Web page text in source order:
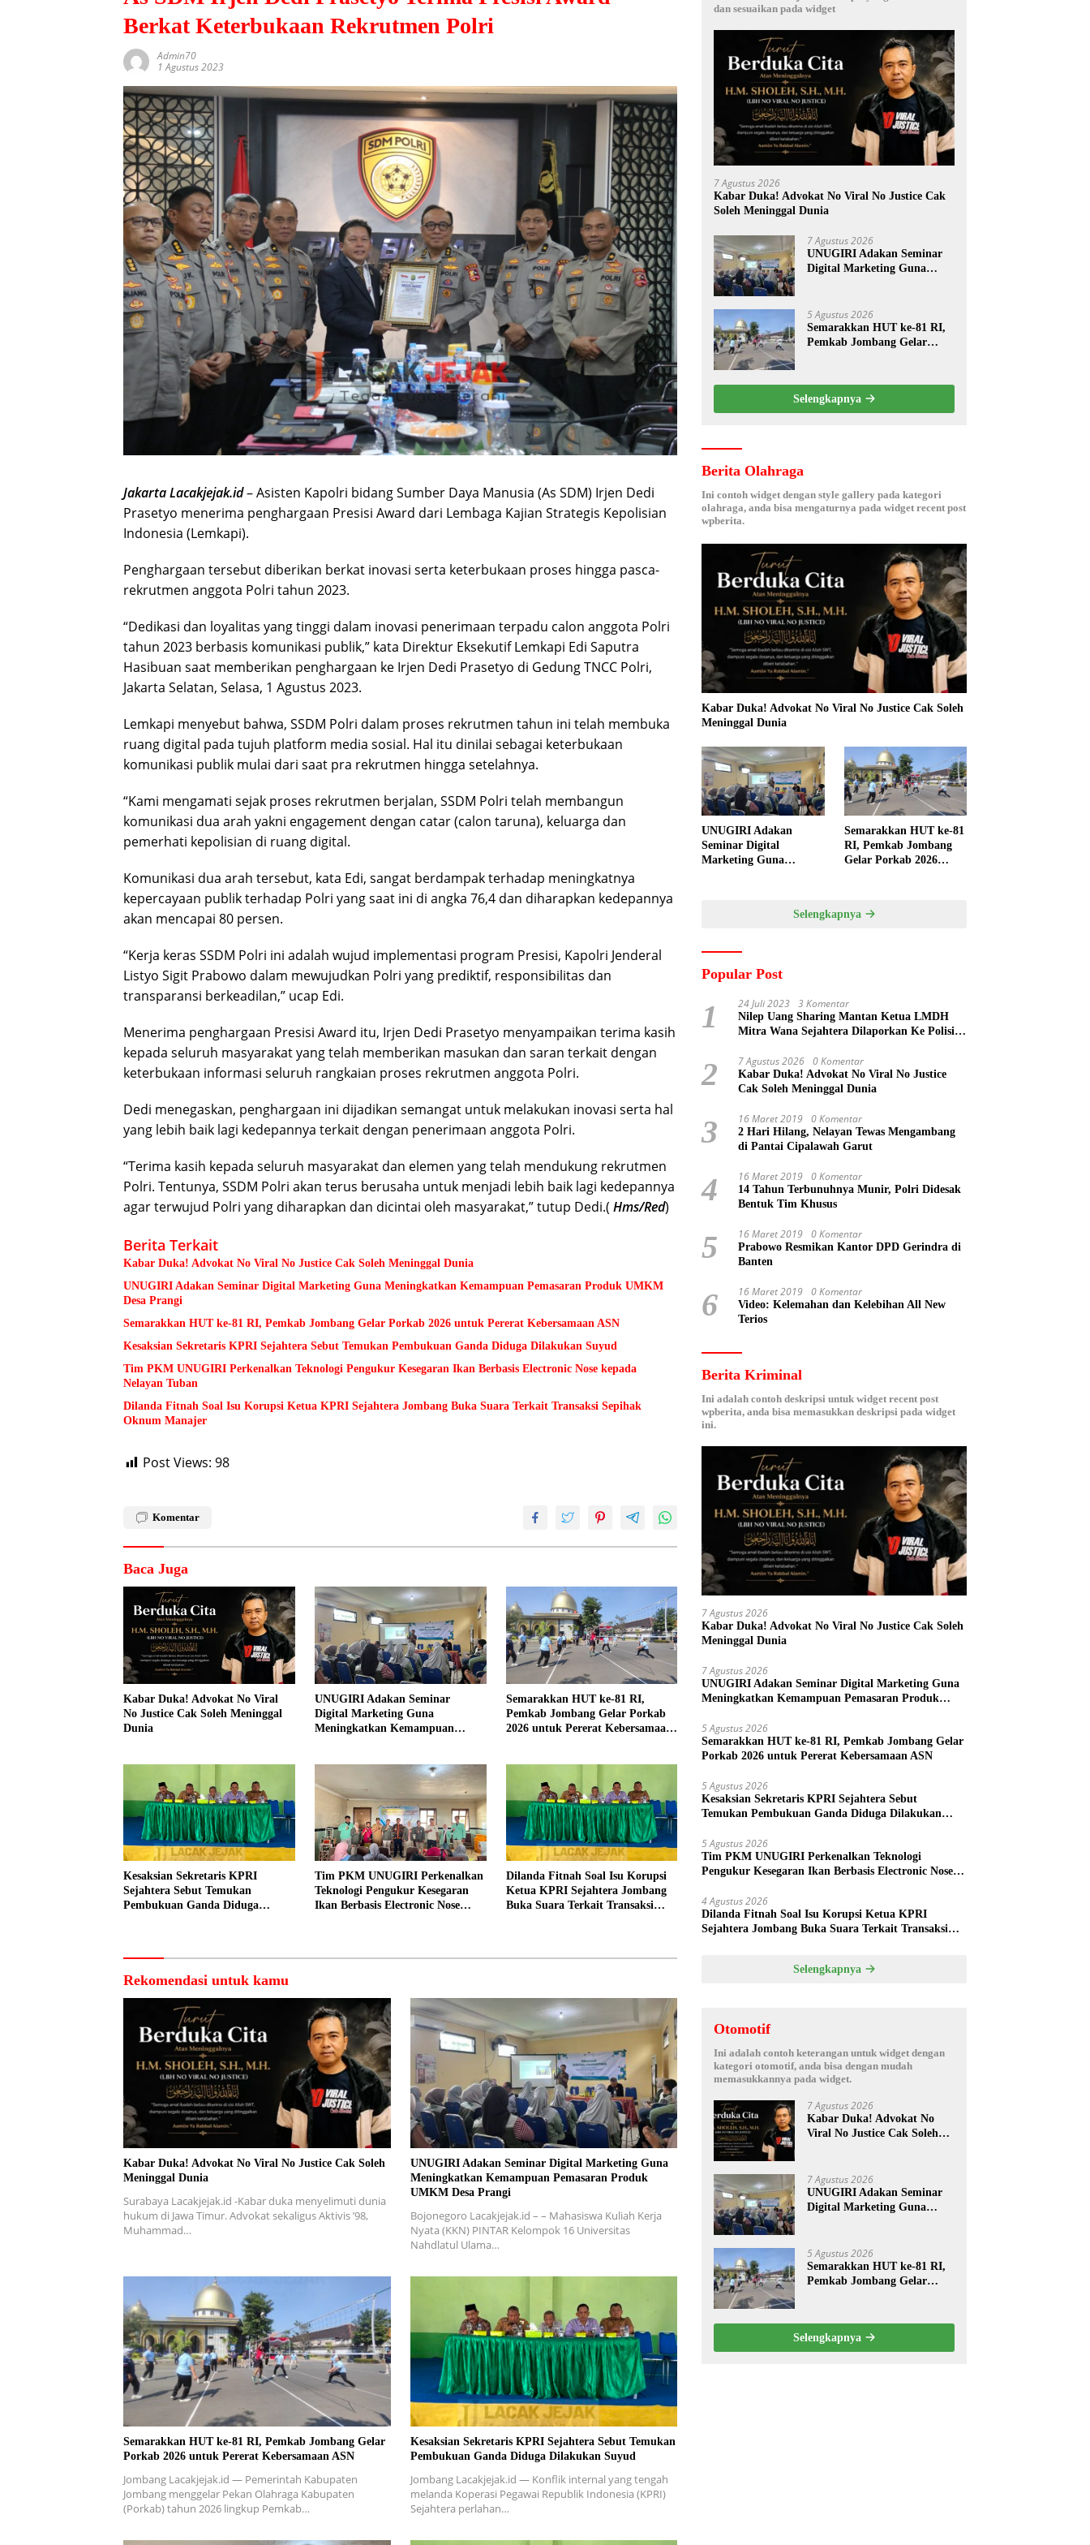
Berkat Keterbukaan Rekrutmen Polri
Admin70
1 Agustus 2023
Jakarta Lacakjejak.id– Asisten Kapolri bidang Sumber Daya Manusia (As SDM) Irjen Dedi
Prasetyo menerima penghargaan Presisi Award dari Lembaga Kajian Strategis Kepolisian
Indonesia (Lemkapi).
Penghargaan tersebut diberikan berkat inovasi serta keterbukaan proses hingga pasca-
rekrutmen anggota Polri tahun 2023.
“Dedikasi dan loyalitas yang tinggi dalam inovasi penerimaan terpadu calon anggota Polri
tahun 2023 berbasis komunikasi publik,” kata Direktur Eksekutif Lemkapi Edi Saputra
Hasibuan saat memberikan penghargaan ke Irjen Dedi Prasetyo di Gedung TNCC Polri,
Jakarta Selatan, Selasa, 1 Agustus 2023.
Lemkapi menyebut bahwa, SSDM Polri dalam proses rekrutmen tahun ini telah membuka
ruang digital pada tujuh platform media sosial. Hal itu dinilai sebagai keterbukaan
komunikasi publik mulai dari saat pra rekrutmen hingga setelahnya.
“Kami mengamati sejak proses rekrutmen berjalan, SSDM Polri telah membangun
komunikasi dua arah yakni engagement dengan catar (calon taruna), keluarga dan
pemerhati kepolisian di ruang digital.
Komunikasi dua arah tersebut, kata Edi, sangat berdampak terhadap meningkatnya
kepercayaan publik terhadap Polri yang saat ini di angka 76,4 dan diharapkan kedepannya
akan mencapai 80 persen.
“Kerja keras SSDM Polri ini adalah wujud implementasi program Presisi, Kapolri Jenderal
Listyo Sigit Prabowo dalam mewujudkan Polri yang prediktif, responsibilitas dan
transparansi berkeadilan,” ucap Edi.
Menerima penghargaan Presisi Award itu, Irjen Dedi Prasetyo menyampaikan terima kasih
kepada seluruh masyarakat yang telah memberikan masukan dan saran terkait dengan
keterbukaan informasi seluruh rangkaian proses rekrutmen anggota Polri.
Dedi menegaskan, penghargaan ini dijadikan semangat untuk melakukan inovasi serta hal
yang lebih baik lagi kedepannya terkait dengan penerimaan anggota Polri.
“Terima kasih kepada seluruh masyarakat dan elemen yang telah mendukung rekrutmen
Polri. Tentunya, SSDM Polri akan terus berusaha untuk menjadi lebih baik lagi kedepannya
agar terwujud Polri yang diharapkan dan dicintai oleh masyarakat,” tutup Dedi.( Hms/Red)
Berita Terkait
Kabar Duka! Advokat No Viral No Justice Cak Soleh Meninggal Dunia
UNUGIRI Adakan Seminar Digital Marketing Guna Meningkatkan Kemampuan Pemasaran Produk UMKM
Desa Prangi
Semarakkan HUT ke-81 RI, Pemkab Jombang Gelar Porkab 2026 untuk Pererat Kebersamaan ASN
Kesaksian Sekretaris KPRI Sejahtera Sebut Temukan Pembukuan Ganda Diduga Dilakukan Suyud
Tim PKM UNUGIRI Perkenalkan Teknologi Pengukur Kesegaran Ikan Berbasis Electronic Nose kepada
Nelayan Tuban
Dilanda Fitnah Soal Isu Korupsi Ketua KPRI Sejahtera Jombang Buka Suara Terkait Transaksi Sepihak
Oknum Manajer
Post Views: 98
Komentar
Baca Juga
Kabar Duka! Advokat No Viral
No Justice Cak Soleh Meninggal
Dunia
UNUGIRI Adakan Seminar
Digital Marketing Guna
Meningkatkan Kemampuan
Semarakkan HUT ke-81 RI,
Pemkab Jombang Gelar Porkab
2026 untuk Pererat Kebersamaan
Kesaksian Sekretaris KPRI
Sejahtera Sebut Temukan
Pembukuan Ganda Diduga
Tim PKM UNUGIRI Perkenalkan
Teknologi Pengukur Kesegaran
Ikan Berbasis Electronic Nose
Dilanda Fitnah Soal Isu Korupsi
Ketua KPRI Sejahtera Jombang
Buka Suara Terkait Transaksi
Rekomendasi untuk kamu
Kabar Duka! Advokat No Viral No Justice Cak Soleh
Meninggal Dunia
Surabaya Lacakjejak.id -Kabar duka menyelimuti dunia
hukum di Jawa Timur. Advokat sekaligus Aktivis ’98,
Muhammad…
UNUGIRI Adakan Seminar Digital Marketing Guna
Meningkatkan Kemampuan Pemasaran Produk
UMKM Desa Prangi
Bojonegoro Lacakjejak.id – – Mahasiswa Kuliah Kerja
Nyata (KKN) PINTAR Kelompok 16 Universitas
Nahdlatul Ulama…
Semarakkan HUT ke-81 RI, Pemkab Jombang Gelar
Porkab 2026 untuk Pererat Kebersamaan ASN
Jombang Lacakjejak.id — Pemerintah Kabupaten
Jombang menggelar Pekan Olahraga Kabupaten
(Porkab) tahun 2026 lingkup Pemkab…
Kesaksian Sekretaris KPRI Sejahtera Sebut Temukan
Pembukuan Ganda Diduga Dilakukan Suyud
Jombang Lacakjejak.id — Konflik internal yang tengah
melanda Koperasi Pegawai Republik Indonesia (KPRI)
Sejahtera perlahan…
dan sesuaikan pada widget
7 Agustus 2026
Kabar Duka! Advokat No Viral No Justice Cak
Soleh Meninggal Dunia
7 Agustus 2026
UNUGIRI Adakan Seminar
Digital Marketing Guna
Desa Prangi
5 Agustus 2026
Semarakkan HUT ke-81 RI,
Pemkab Jombang Gelar
Selengkapnya
Berita Olahraga
Ini contoh widget dengan style gallery pada kategori
olahraga, anda bisa mengaturnya pada widget recent post
wpberita.
Kabar Duka! Advokat No Viral No Justice Cak Soleh
Meninggal Dunia
UNUGIRI Adakan
Seminar Digital
Marketing Guna
Semarakkan HUT ke-81
RI, Pemkab Jombang
Gelar Porkab 2026
Selengkapnya
Popular Post
1 24 Juli 2023 3 Komentar
Nilep Uang Sharing Mantan Ketua LMDH
Mitra Wana Sejahtera Dilaporkan Ke Polisi
2 7 Agustus 2026 0 Komentar
Kabar Duka! Advokat No Viral No Justice
Cak Soleh Meninggal Dunia
3 16 Maret 2019 0 Komentar
2 Hari Hilang, Nelayan Tewas Mengambang
di Pantai Cipalawah Garut
4 16 Maret 2019 0 Komentar
14 Tahun Terbunuhnya Munir, Polri Didesak
Bentuk Tim Khusus
5 16 Maret 2019 0 Komentar
Prabowo Resmikan Kantor DPD Gerindra di
Banten
6 16 Maret 2019 0 Komentar
Video: Kelemahan dan Kelebihan All New
Terios
Berita Kriminal
Ini adalah contoh deskripsi untuk widget recent post
wpberita, anda bisa memasukkan deskripsi pada widget
ini.
7 Agustus 2026
Kabar Duka! Advokat No Viral No Justice Cak Soleh
Meninggal Dunia
7 Agustus 2026
UNUGIRI Adakan Seminar Digital Marketing Guna
Meningkatkan Kemampuan Pemasaran Produk
5 Agustus 2026
Semarakkan HUT ke-81 RI, Pemkab Jombang Gelar
Porkab 2026 untuk Pererat Kebersamaan ASN
5 Agustus 2026
Kesaksian Sekretaris KPRI Sejahtera Sebut
Temukan Pembukuan Ganda Diduga Dilakukan
5 Agustus 2026
Tim PKM UNUGIRI Perkenalkan Teknologi
Pengukur Kesegaran Ikan Berbasis Electronic Nose
4 Agustus 2026
Dilanda Fitnah Soal Isu Korupsi Ketua KPRI
Sejahtera Jombang Buka Suara Terkait Transaksi
Selengkapnya
Otomotif
Ini adalah contoh keterangan untuk widget dengan
kategori otomotif, anda bisa dengan mudah
memasukkannya pada widget.
7 Agustus 2026
Kabar Duka! Advokat No
Viral No Justice Cak Soleh
7 Agustus 2026
UNUGIRI Adakan Seminar
Digital Marketing Guna
Desa Prangi
5 Agustus 2026
Semarakkan HUT ke-81 RI,
Pemkab Jombang Gelar
Selengkapnya